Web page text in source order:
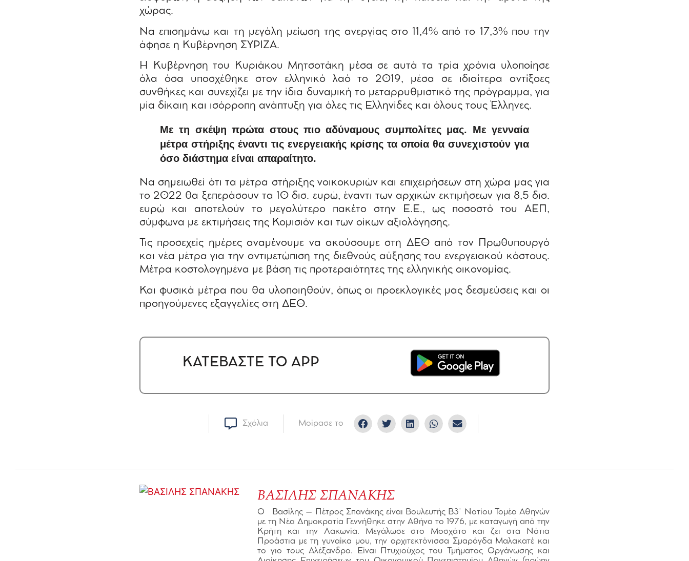
χώρας.
Να επισημάνω και τη μεγάλη μείωση της ανεργίας στο 11,4% από το 17,3% που την
άφησε η Κυβέρνηση ΣΥΡΙΖΑ.
Η Κυβέρνηση του Κυριάκου Μητσοτάκη μέσα σε αυτά τα τρία χρόνια υλοποίησε
όλα όσα υποσχέθηκε στον ελληνικό λαό το 2019, μέσα σε ιδιαίτερα αντίξοες
συνθήκες και συνεχίζει με την ίδια δυναμική το μεταρρυθμιστικό της πρόγραμμα, για
μία δίκαιη και ισόρροπη ανάπτυξη για όλες τις Ελληνίδες και όλους τους Έλληνες.
Με τη σκέψη πρώτα στους πιο αδύναμους συμπολίτες μας. Με γενναία
μέτρα στήριξης έναντι τις ενεργειακής κρίσης τα οποία θα συνεχιστούν για
όσο διάστημα είναι απαραίτητο.
Να σημειωθεί ότι τα μέτρα στήριξης νοικοκυριών και επιχειρήσεων στη χώρα μας για
το 2022 θα ξεπεράσουν τα 10 δισ. ευρώ, έναντι των αρχικών εκτιμήσεων για 8,5 δισ.
ευρώ και αποτελούν το μεγαλύτερο πακέτο στην Ε.Ε., ως ποσοστό του ΑΕΠ,
σύμφωνα με εκτιμήσεις της Κομισιόν και των οίκων αξιολόγησης.
Τις προσεχείς ημέρες αναμένουμε να ακούσουμε στη ΔΕΘ από τον Πρωθυπουργό
και νέα μέτρα για την αντιμετώπιση της διεθνούς αύξησης του ενεργειακού κόστους.
Μέτρα κοστολογημένα με βάση τις προτεραιότητες της ελληνικής οικονομίας.
Και φυσικά μέτρα που θα υλοποιηθούν, όπως οι προεκλογικές μας δεσμεύσεις και οι
προηγούμενες εξαγγελίες στη ΔΕΘ.
ΚΑΤΕΒΑΣΤΕ ΤΟ APP
Σχόλια Μοίρασε το
ΒΑΣΙΛΗΣ ΣΠΑΝΑΚΗΣ
Ο Βασίλης – Πέτρος Σπανάκης είναι Βουλευτής Β3΄ Νοτίου Τομέα Αθηνών
με τη Νέα Δημοκρατία Γεννήθηκε στην Αθήνα το 1976, με καταγωγή από την
Κρήτη και την Λακωνία. Μεγάλωσε στο Μοσχάτο και ζει στα Νότια
Προάστια με τη γυναίκα μου, την αρχιτεκτόνισσα Σμαράγδα Μαλακατέ και
το γιο τους Αλέξανδρο. Είναι Πτυχιούχος του Τμήματος Οργάνωσης και